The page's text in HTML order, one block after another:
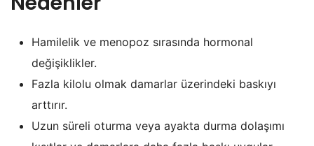
Hamilelik ve menopoz sırasında hormonal
değişiklikler.
Fazla kilolu olmak damarlar üzerindeki baskıyı
arttırır.
Uzun süreli oturma veya ayakta durma dolaşımı